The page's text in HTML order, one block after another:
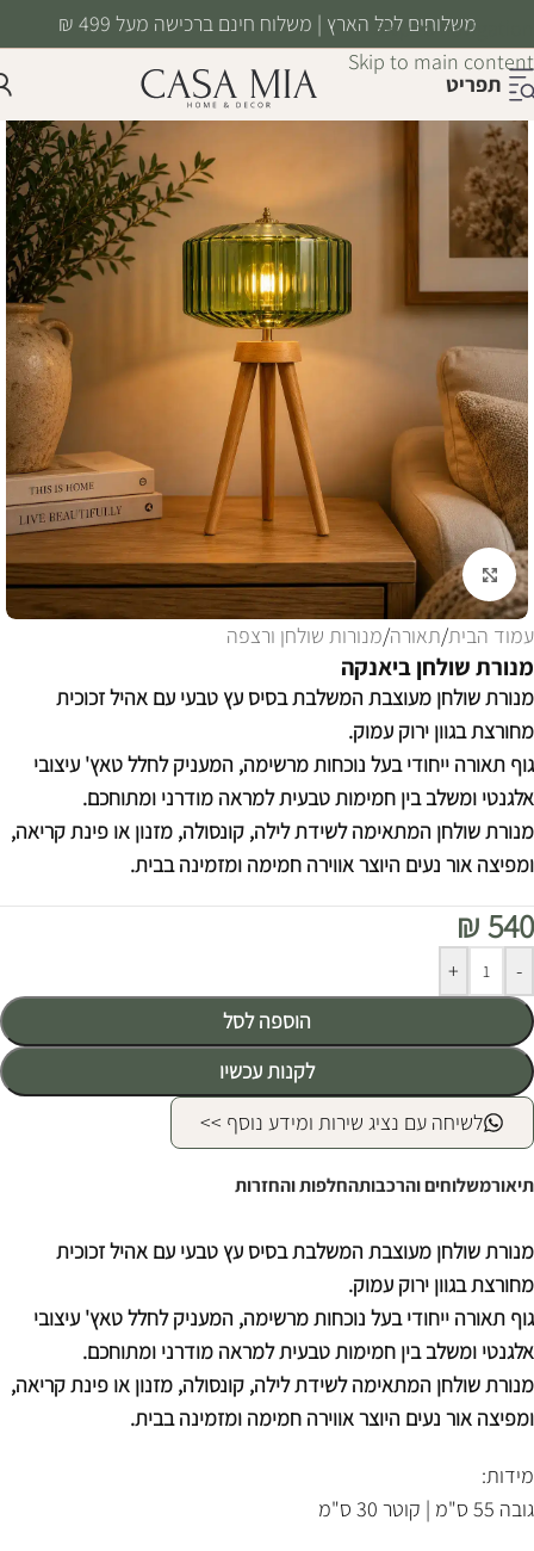
Skip to navigation
Skip to main content
משלוחים לכל הארץ | משלוח חינם ברכישה מעל 499 ₪
תפריט
לחצו להגדלה
עמוד הבית/תאורה/מנורות שולחן ורצפה
מנורת שולחן ביאנקה
מנורת שולחן מעוצבת המשלבת בסיס עץ טבעי עם אהיל זכוכית
מחורצת בגוון ירוק עמוק.
גוף תאורה ייחודי בעל נוכחות מרשימה, המעניק לחלל טאץ' עיצובי
אלגנטי ומשלב בין חמימות טבעית למראה מודרני ומתוחכם.
מנורת שולחן המתאימה לשידת לילה, קונסולה, מזנון או פינת קריאה,
ומפיצה אור נעים היוצר אווירה חמימה ומזמינה בבית.
₪540
-
+
הוספה לסל
לקנות עכשיו
Alternative:
לשיחה עם נציג שירות ומידע נוסף >>
תיאורמשלוחים והרכבותהחלפות והחזרות
מנורת שולחן מעוצבת המשלבת בסיס עץ טבעי עם אהיל זכוכית
מחורצת בגוון ירוק עמוק.
גוף תאורה ייחודי בעל נוכחות מרשימה, המעניק לחלל טאץ' עיצובי
אלגנטי ומשלב בין חמימות טבעית למראה מודרני ומתוחכם.
מנורת שולחן המתאימה לשידת לילה, קונסולה, מזנון או פינת קריאה,
ומפיצה אור נעים היוצר אווירה חמימה ומזמינה בבית.
מידות:
גובה 55 ס"מ | קוטר 30 ס"מ